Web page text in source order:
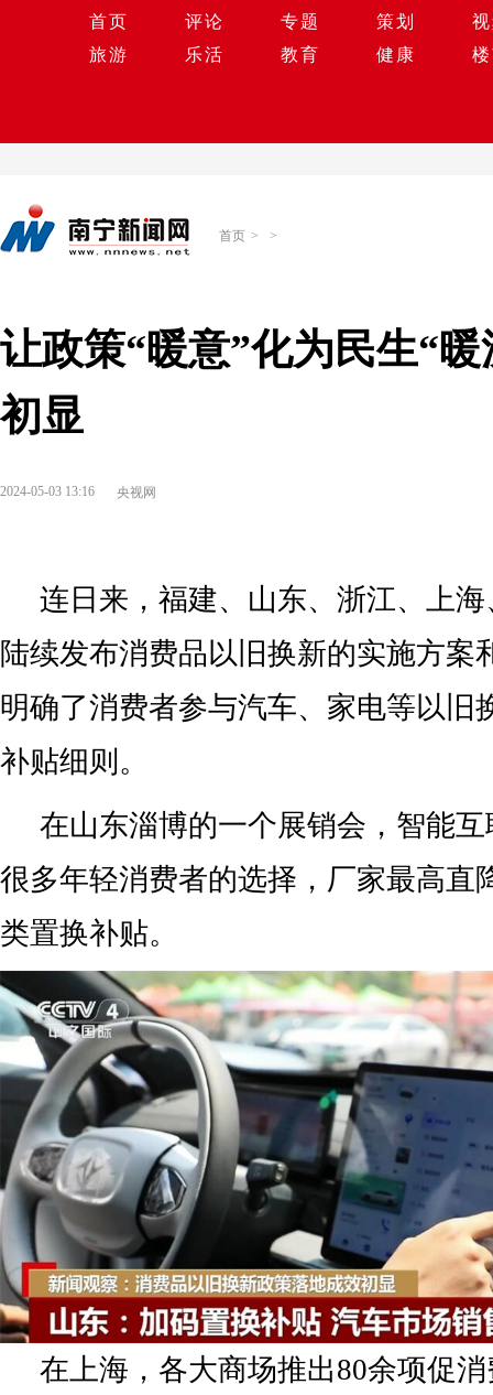
首页 评论 专题 策划
旅游
乐活 教育 健康
首页 > >
让政策“暖意”化为民生“
初显
2024-05-03 13:16 央视网
连日来，福建、山东、浙江、上
陆续发布消费品以旧换新的实施方案
明确了消费者参与汽车、家电等以旧
补贴细则。
在山东淄博的一个展销会，智能
很多年轻消费者的选择，厂家最高直
类置换补贴。
在上海，各大商场推出80余项促